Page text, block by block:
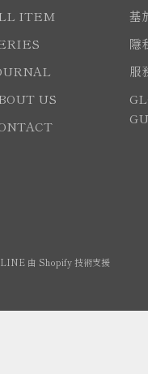
ITEM
US
基
隱
服
由 Shopify 技術支援